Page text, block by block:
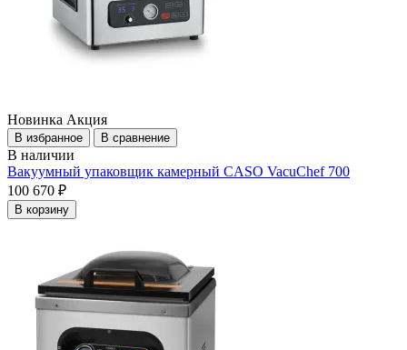
Новинка Акция
В избранное В сравнение
В наличии
Вакуумный упаковщик камерный CASO VacuChef 700
100 670 ₽
В корзину